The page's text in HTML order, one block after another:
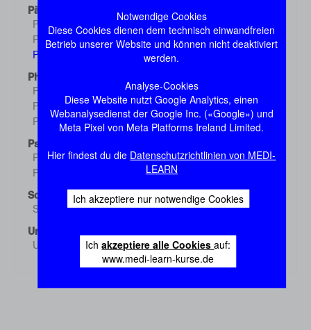
Notwendige Cookies
Diese Cookies dienen dem technisch einwandfreien
Betrieb unserer Website und können nicht deaktiviert
werden.
Analyse-Cookies
Diese Website nutzt Google Analytics, einen
Webanalysedienst der Google Inc. («Google») und
Meta Pixel von Meta Platforms Ireland Limited.
Hier findest du die Datenschutzrichtlinien von MEDI-
LEARN
Ich akzeptiere nur notwendige Cookies
Ichakzeptiere alle Cookiesauf:
www.medi-learn-kurse.de
Pädiatrie
Pädiatrie 1
Demo
Pädiatrie 2 Demo
Pädiatrie 3
Pharmakologie
Pharmakologie 1
Demo
Pharmakologie 2
Pharmakologie 3 Demo
Psychiatrie
Psychiatrie 1
Demo
Psychiatrie 2
Sozialmed./Epidem.
Sozialmed./Epidem.
Demo
Urologie
Urologie
Demo